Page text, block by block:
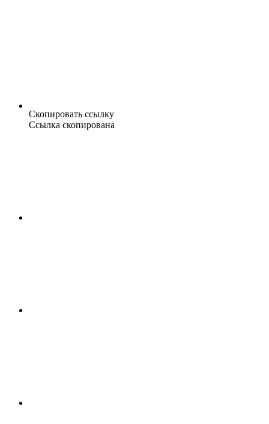
Скопировать ссылку
Ссылка скопирована